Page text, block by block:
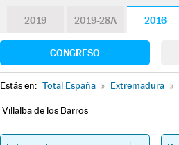
2019 2019-28A 2016
CONGRESO
Estás en: Total España » Extremadura »
Villalba de los Barros